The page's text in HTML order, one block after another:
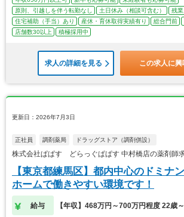
原則、引越しを伴う転勤なし
土日休み（相談可含む）
残
住宅補助（手当）あり
産休・育休取得実績有り 総合門前
店舗数30以上
積極採用中
求人の詳細を見る この求人に興
更新日：2026年7月3日
正社員 調剤薬局 ドラッグストア（調剤併設）
株式会社ぱぱす どらっぐぱぱす 中村橋店の薬剤師
【東京都練馬区】都内中心のドミナ
ホームで働きやすい環境です！
給与 【年収】468万円～700万円程度 22歳